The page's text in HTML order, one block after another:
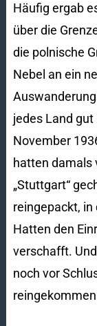
Häufig ergab
über die
die polnische
Nebel an ein
jedes Land gut
November
hatten damals
„Stuttgart“
reingepackt, in
Hatten den
verschafft.
noch vor